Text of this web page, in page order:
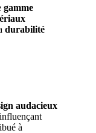
gamme
durabilité
audacieux
à